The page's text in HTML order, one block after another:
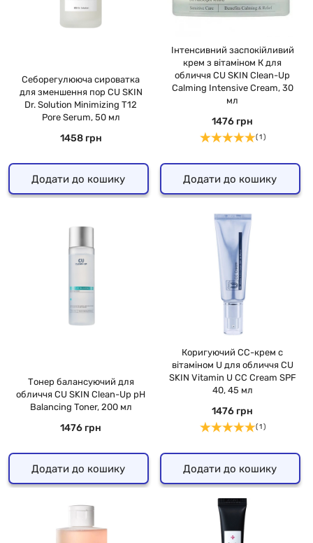
Себорегулююча сироватка
для зменшення пор CU SKIN
Dr. Solution Minimizing T12
Pore Serum, 50 мл
1458 грн
Додати до кошику
Інтенсивний заспокійливий
крем з вітаміном К для
обличчя CU SKIN Clean-Up
Calming Intensive Cream, 30
мл
1476 грн
( 1 )
Додати до кошику
Тонер балансуючий для
обличчя CU SKIN Clean-Up pH
Balancing Toner, 200 мл
1476 грн
Додати до кошику
Коригуючий СС-крем с
вітаміном U для обличчя CU
SKIN Vitamin U CC Cream SPF
40, 45 мл
1476 грн
( 1 )
Додати до кошику